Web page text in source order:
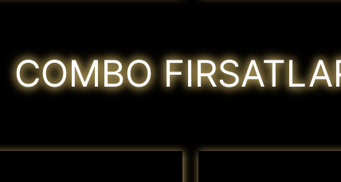
COMBO